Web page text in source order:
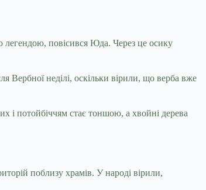
легендою, повісився Юда. Через це осику
Вербної неділі, оскільки вірили, що верба вже
і потойбіччям стає тоншою, а хвойні дерева
поблизу храмів. У народі вірили,